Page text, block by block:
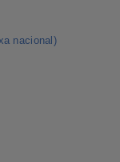
nacional)